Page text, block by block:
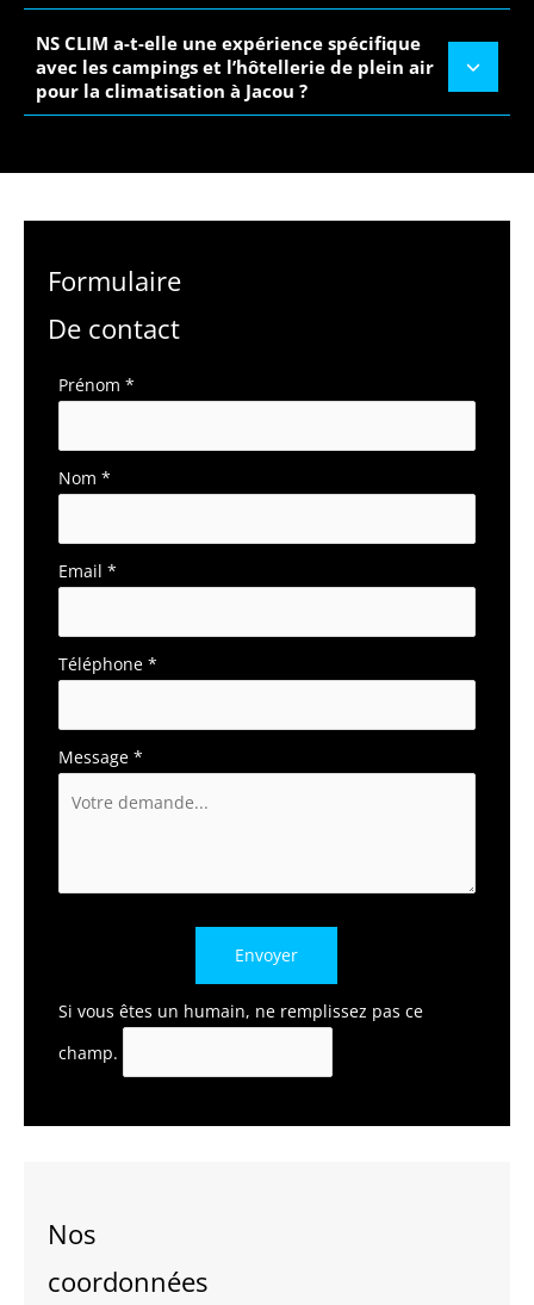
NS CLIM a-t-elle une expérience spécifique
avec les campings et l’hôtellerie de plein air
pour la climatisation à Jacou ?
Formulaire
De contact
Formulaire
avec
téléphone
Prénom *
Nom *
Email *
Téléphone *
Message *
Envoyer
Si vous êtes un humain, ne remplissez pas ce
champ.
Nos
coordonnées